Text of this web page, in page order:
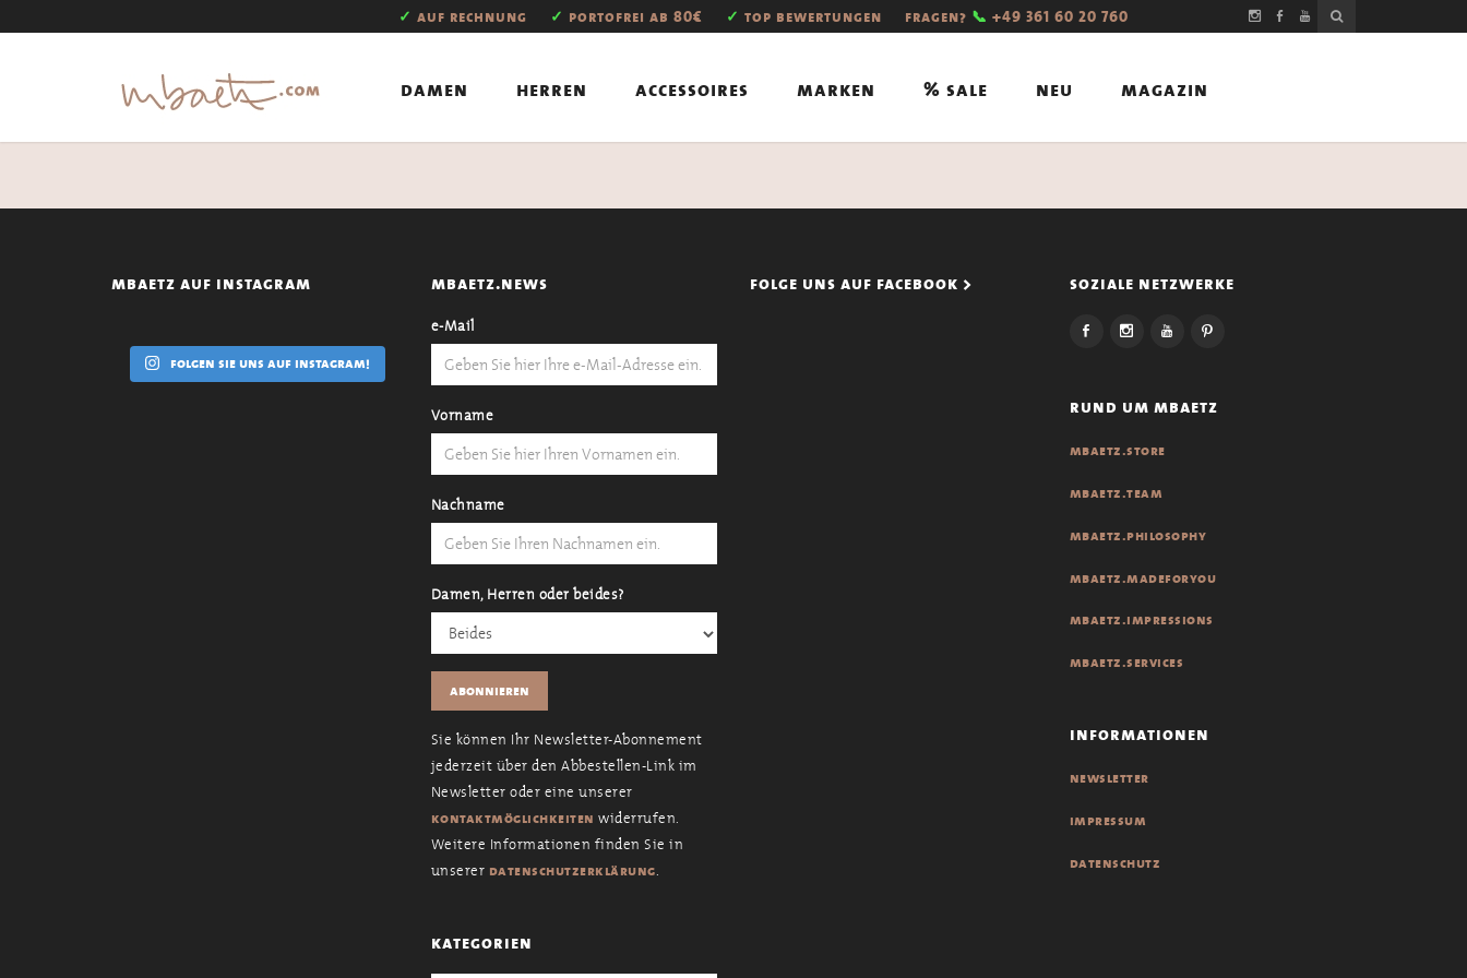
✓ auf rechnung ✓ portofrei ab 80€ ✓ top bewertungen fragen? 📞 +49 361 60 20 760
damen herren accessoires marken % sale neu magazin
mbaetz auf instagram
folgen sie uns auf instagram!
mbaetz.news
e-Mail
Vorname
Nachname
Damen, Herren oder beides?
Sie können Ihr Newsletter-Abonnement
jederzeit über den Abbestellen-Link im
Newsletter oder eine unserer
kontaktmöglichkeiten widerrufen.
Weitere Informationen finden Sie in
unserer datenschutzerklärung.
kategorien
folge uns auf facebook > soziale netzwerke
rund um mbaetz
mbaetz.store
mbaetz.team
mbaetz.philosophy
mbaetz.madeforyou
mbaetz.impressions
mbaetz.services
informationen
newsletter
impressum
datenschutz